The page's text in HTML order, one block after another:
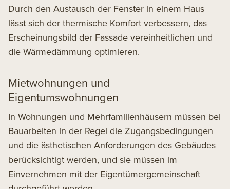
Durch den Austausch der Fenster in einem Haus
lässt sich der thermische Komfort verbessern, das
Erscheinungsbild der Fassade vereinheitlichen und
die Wärmedämmung optimieren.
Mietwohnungen und
Eigentumswohnungen
In Wohnungen und Mehrfamilienhäusern müssen bei
Bauarbeiten in der Regel die Zugangsbedingungen
und die ästhetischen Anforderungen des Gebäudes
berücksichtigt werden, und sie müssen im
Einvernehmen mit der Eigentümergemeinschaft